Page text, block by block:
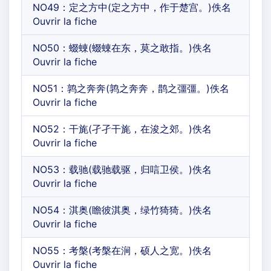
NO49：定之方中(定之方中，作于楚宫。)佚名
Ouvrir la fiche
NO50：蝃蝀(蝃蝀在东，莫之敢指。)佚名
Ouvrir la fiche
NO51：鹑之奔奔(鹑之奔奔，鹊之彊彊。)佚名
Ouvrir la fiche
NO52：干旄(孑孑干旄，在浚之郊。)佚名
Ouvrir la fiche
NO53：载驰(载驰载驱，归唁卫侯。)佚名
Ouvrir la fiche
NO54：淇奥(瞻彼淇奥，绿竹猗猗。)佚名
Ouvrir la fiche
NO55：考槃(考槃在涧，硕人之宽。)佚名
Ouvrir la fiche